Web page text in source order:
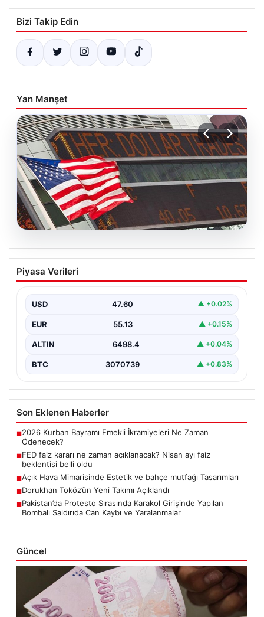
Bizi Takip Edin
Yan Manşet
FED faiz kararı ne zaman açıklanacak?
Nisan ayı faiz beklentisi belli oldu
Piyasa Verileri
USD 47.60 ▲ +0.02%
EUR 55.13 ▲ +0.15%
ALTIN 6498.4 ▲ +0.04%
BTC 3070739 ▲ +0.83%
Son Eklenen Haberler
■2026 Kurban Bayramı Emekli İkramiyeleri Ne Zaman
Ödenecek?
■FED faiz kararı ne zaman açıklanacak? Nisan ayı faiz
beklentisi belli oldu
■Açık Hava Mimarisinde Estetik ve bahçe mutfağı Tasarımları
■Dorukhan Toköz’ün Yeni Takımı Açıklandı
■Pakistan’da Protesto Sırasında Karakol Girişinde Yapılan
Bombalı Saldırıda Can Kaybı ve Yaralanmalar
Güncel